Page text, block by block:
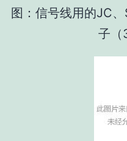
图：信号线用的JC
子（